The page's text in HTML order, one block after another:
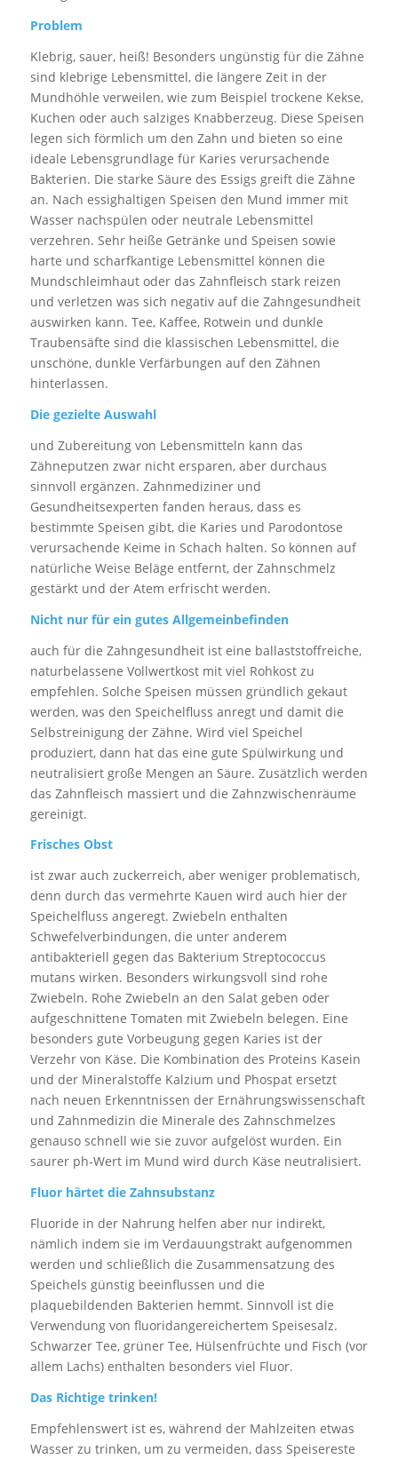
Problem
Klebrig, sauer, heiß! Besonders ungünstig für die Zähne
sind klebrige Lebensmittel, die längere Zeit in der
Mundhöhle verweilen, wie zum Beispiel trockene Kekse,
Kuchen oder auch salziges Knabberzeug. Diese Speisen
legen sich förmlich um den Zahn und bieten so eine
ideale Lebensgrundlage für Karies verursachende
Bakterien. Die starke Säure des Essigs greift die Zähne
an. Nach essighaltigen Speisen den Mund immer mit
Wasser nachspülen oder neutrale Lebensmittel
verzehren. Sehr heiße Getränke und Speisen sowie
harte und scharfkantige Lebensmittel können die
Mundschleimhaut oder das Zahnfleisch stark reizen
und verletzen was sich negativ auf die Zahngesundheit
auswirken kann. Tee, Kaffee, Rotwein und dunkle
Traubensäfte sind die klassischen Lebensmittel, die
unschöne, dunkle Verfärbungen auf den Zähnen
hinterlassen.
Die gezielte Auswahl
und Zubereitung von Lebensmitteln kann das
Zähneputzen zwar nicht ersparen, aber durchaus
sinnvoll ergänzen. Zahnmediziner und
Gesundheitsexperten fanden heraus, dass es
bestimmte Speisen gibt, die Karies und Parodontose
verursachende Keime in Schach halten. So können auf
natürliche Weise Beläge entfernt, der Zahnschmelz
gestärkt und der Atem erfrischt werden.
Nicht nur für ein gutes Allgemeinbefinden
auch für die Zahngesundheit ist eine ballaststoffreiche,
naturbelassene Vollwertkost mit viel Rohkost zu
empfehlen. Solche Speisen müssen gründlich gekaut
werden, was den Speichelfluss anregt und damit die
Selbstreinigung der Zähne. Wird viel Speichel
produziert, dann hat das eine gute Spülwirkung und
neutralisiert große Mengen an Säure. Zusätzlich werden
das Zahnfleisch massiert und die Zahnzwischenräume
gereinigt.
Frisches Obst
ist zwar auch zuckerreich, aber weniger problematisch,
denn durch das vermehrte Kauen wird auch hier der
Speichelfluss angeregt. Zwiebeln enthalten
Schwefelverbindungen, die unter anderem
antibakteriell gegen das Bakterium Streptococcus
mutans wirken. Besonders wirkungsvoll sind rohe
Zwiebeln. Rohe Zwiebeln an den Salat geben oder
aufgeschnittene Tomaten mit Zwiebeln belegen. Eine
besonders gute Vorbeugung gegen Karies ist der
Verzehr von Käse. Die Kombination des Proteins Kasein
und der Mineralstoffe Kalzium und Phospat ersetzt
nach neuen Erkenntnissen der Ernährungswissenschaft
und Zahnmedizin die Minerale des Zahnschmelzes
genauso schnell wie sie zuvor aufgelöst wurden. Ein
saurer ph-Wert im Mund wird durch Käse neutralisiert.
Fluor härtet die Zahnsubstanz
Fluoride in der Nahrung helfen aber nur indirekt,
nämlich indem sie im Verdauungstrakt aufgenommen
werden und schließlich die Zusammensatzung des
Speichels günstig beeinflussen und die
plaquebildenden Bakterien hemmt. Sinnvoll ist die
Verwendung von fluoridangereichertem Speisesalz.
Schwarzer Tee, grüner Tee, Hülsenfrüchte und Fisch (vor
allem Lachs) enthalten besonders viel Fluor.
Das Richtige trinken!
Empfehlenswert ist es, während der Mahlzeiten etwas
Wasser zu trinken, um zu vermeiden, dass Speisereste